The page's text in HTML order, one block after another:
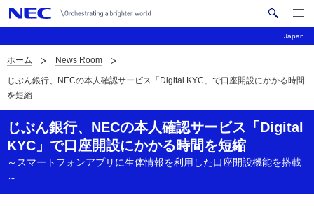
Japan
イ
検
メ
ニ
ュ
く
ナ
ビ
ゲ
ー
シ
ョ
ン
サ
イ
内
の
現
ホーム News Room
じぶん銀行、NECの本人確認サービス「Digital KYC」で口座開設にかかる時間
を短縮
じぶん銀行、NECの本人確認サービス「Digital
KYC」で口座開設にかかる時間を短縮
～スマートフォンアプリに生体情報を利用した口座開設機能を搭載
～